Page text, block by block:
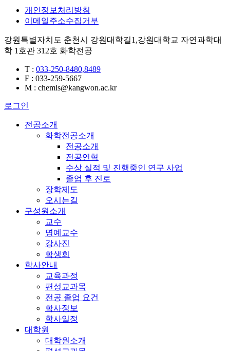
개인정보처리방침
이메일주소수집거부
강원특별자치도 춘천시 강원대학길1,강원대학교 자연과학대
학 1호관 312호 화학전공
T : 033-250-8480,8489
F : 033-259-5667
M : chemis@kangwon.ac.kr
로그인
전공소개
화학전공소개
전공소개
전공연혁
수상 실적 및 진행중인 연구 사업
졸업 후 진로
장학제도
오시는길
구성원소개
교수
명예교수
강사진
학생회
학사안내
교육과정
편성교과목
전공 졸업 요건
학사정보
학사일정
대학원
대학원소개